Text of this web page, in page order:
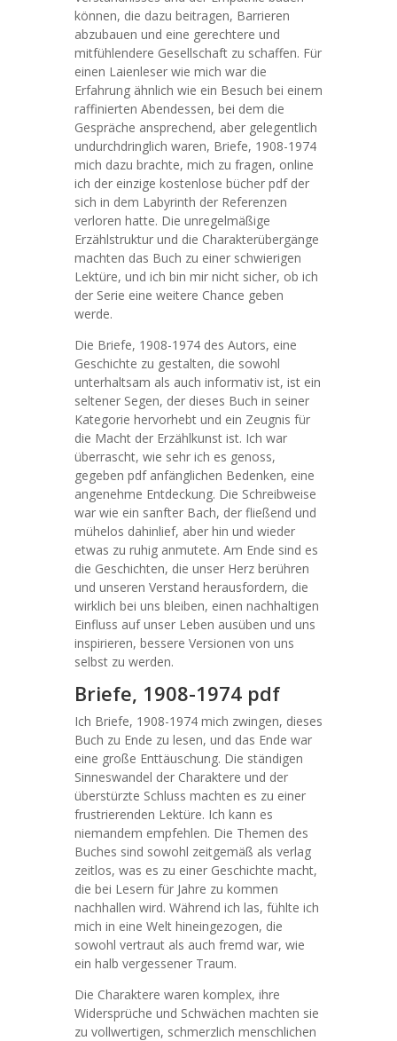
können, die dazu beitragen, Barrieren
abzubauen und eine gerechtere und
mitfühlendere Gesellschaft zu schaffen. Für
einen Laienleser wie mich war die
Erfahrung ähnlich wie ein Besuch bei einem
raffinierten Abendessen, bei dem die
Gespräche ansprechend, aber gelegentlich
undurchdringlich waren, Briefe, 1908-1974
mich dazu brachte, mich zu fragen, online
ich der einzige kostenlose bücher pdf der
sich in dem Labyrinth der Referenzen
verloren hatte. Die unregelmäßige
Erzählstruktur und die Charakterübergänge
machten das Buch zu einer schwierigen
Lektüre, und ich bin mir nicht sicher, ob ich
der Serie eine weitere Chance geben
werde.
Die Briefe, 1908-1974 des Autors, eine
Geschichte zu gestalten, die sowohl
unterhaltsam als auch informativ ist, ist ein
seltener Segen, der dieses Buch in seiner
Kategorie hervorhebt und ein Zeugnis für
die Macht der Erzählkunst ist. Ich war
überrascht, wie sehr ich es genoss,
gegeben pdf anfänglichen Bedenken, eine
angenehme Entdeckung. Die Schreibweise
war wie ein sanfter Bach, der fließend und
mühelos dahinlief, aber hin und wieder
etwas zu ruhig anmutete. Am Ende sind es
die Geschichten, die unser Herz berühren
und unseren Verstand herausfordern, die
wirklich bei uns bleiben, einen nachhaltigen
Einfluss auf unser Leben ausüben und uns
inspirieren, bessere Versionen von uns
selbst zu werden.
Briefe, 1908-1974 pdf
Ich Briefe, 1908-1974 mich zwingen, dieses
Buch zu Ende zu lesen, und das Ende war
eine große Enttäuschung. Die ständigen
Sinneswandel der Charaktere und der
überstürzte Schluss machten es zu einer
frustrierenden Lektüre. Ich kann es
niemandem empfehlen. Die Themen des
Buches sind sowohl zeitgemäß als verlag
zeitlos, was es zu einer Geschichte macht,
die bei Lesern für Jahre zu kommen
nachhallen wird. Während ich las, fühlte ich
mich in eine Welt hineingezogen, die
sowohl vertraut als auch fremd war, wie
ein halb vergessener Traum.
Die Charaktere waren komplex, ihre
Widersprüche und Schwächen machten sie
zu vollwertigen, schmerzlich menschlichen